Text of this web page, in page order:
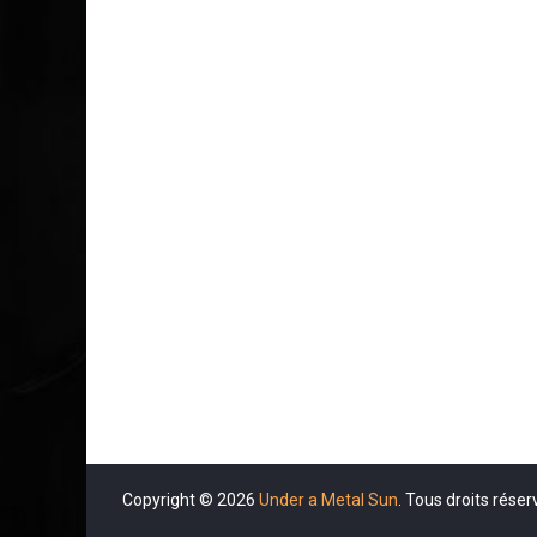
Copyright © 2026 Under a Metal Sun . Tous droits